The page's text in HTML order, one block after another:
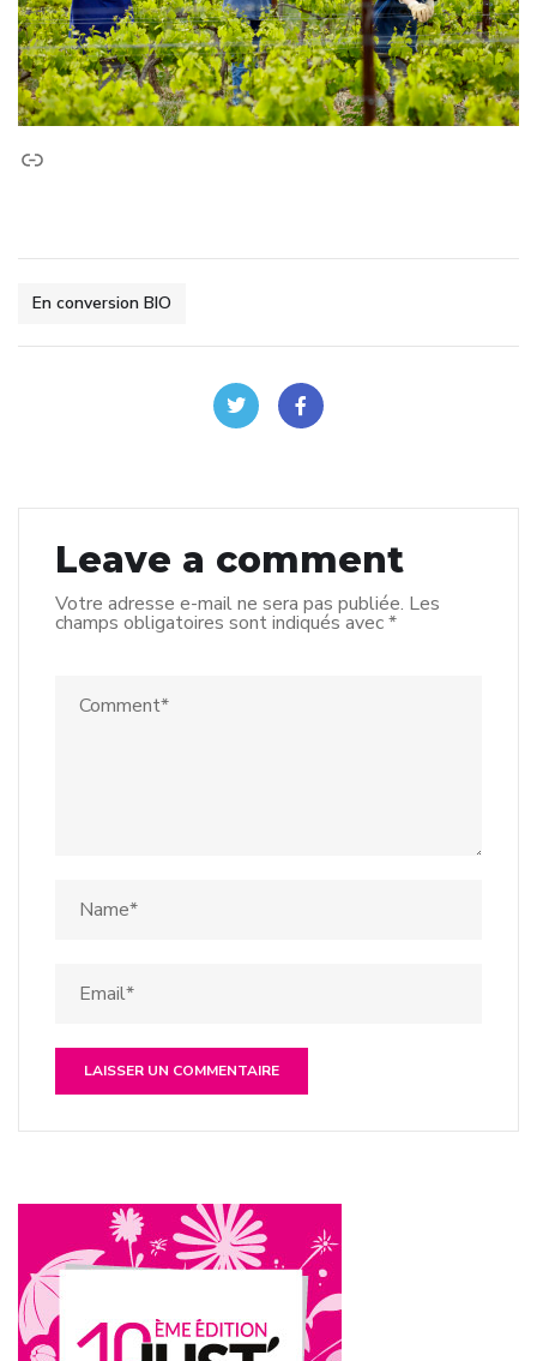
En conversion BIO
Leave a comment
Votre adresse e-mail ne sera pas publiée. Les
champs obligatoires sont indiqués avec*